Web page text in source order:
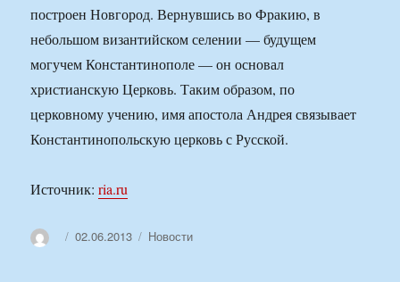
построен Новгород. Вернувшись во Фракию, в
небольшом византийском селении — будущем
могучем Константинополе — он основал
христианскую Церковь. Таким образом, по
церковному учению, имя апостола Андрея связывает
Константинопольскую церковь с Русской.
Источник:ria.ru
АвторОпубликовано
02.06.2013 Рубрики
Новости